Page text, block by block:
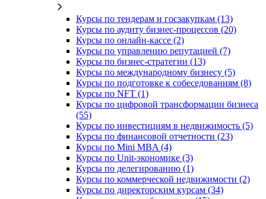
Курсы по тендерам и госзакупкам (13)
Курсы по аудиту бизнес-процессов (20)
Курсы по онлайн-кассе (2)
Курсы по управлению репутацией (7)
Курсы по бизнес-стратегии (13)
Курсы по международному бизнесу (5)
Курсы по подготовке к собеседованиям (8)
Курсы по NFT (1)
Курсы по цифровой трансформации бизнеса
(55)
Курсы по инвестициям в недвижимость (5)
Курсы по финансовой отчетности (23)
Курсы по Mini MBA (4)
Курсы по Unit-экономике (3)
Курсы по делегированию (1)
Курсы по коммерческой недвижимости (2)
Курсы по директорским курсам (34)